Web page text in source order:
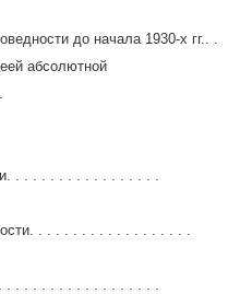
до начала 1930-х гг.. .
абсолютной
. . . . . . . . . . . . . . . . .
. . . . . . . . . . . . . . . . . .
. . . . . . . . . . . . . . . . . . .